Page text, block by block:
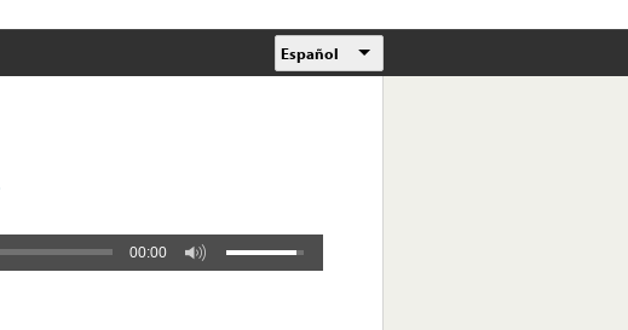
Español
00:00